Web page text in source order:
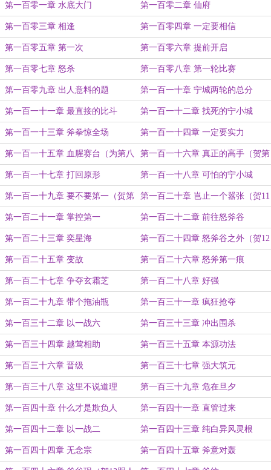
第一百零一章 水底大门 第一百零二章 仙府
第一百零三章 相逢 第一百零四章 一定要相信
第一百零五章 第一次 第一百零六章 提前开启
第一百零七章 怒杀 第一百零八章 第一轮比赛
第一百零九章 出人意料的题 第一百一十章 宁城两轮的总分
第一百一十一章 最直接的比斗 第一百一十二章 找死的宁小城
第一百一十三章 斧拳惊全场 第一百一十四章 一定要实力
第一百一十五章 血腥赛台（为第八
盟zxhy加更）
第一百一十六章 真正的高手（贺第
九盟万年青）
第一百一十七章 打回原形 第一百一十八章 可怕的宁小城
第一百一十九章 要不要第一（贺第
十盟archicad）
第一百二十章 岂止一个嚣张（贺11
盟芊芊爸）
第一百二十一章 掌控第一 第一百二十二章 前往怒斧谷
第一百二十三章 奕星海 第一百二十四章 怒斧谷之外（贺12
盟午夜清风曲）
第一百二十五章 变故 第一百二十六章 怒斧第一痕
第一百二十七章 争夺玄霜芝 第一百二十八章 好强
第一百二十九章 带个拖油瓶 第一百三十一章 疯狂抢夺
第一百三十二章 以一战六 第一百三十三章 冲出围杀
第一百三十四章 越莺相助 第一百三十五章 本源功法
第一百三十六章 晋级 第一百三十七章 强大筑元
第一百三十八章 这里不说道理 第一百三十九章 危在旦夕
第一百四十章 什么才是欺负人 第一百四十一章 直管过来
第一百四十二章 以一战二 第一百四十三章 纯白异风灵根
第一百四十四章 无念宗 第一百四十五章 斧意对轰